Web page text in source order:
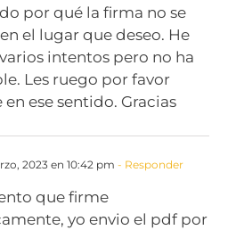
por qué la firma no se
el lugar que deseo. He
intentos pero no ha
Les ruego por favor
ese sentido. Gracias
2023 en 10:42 pm - Responder
que firme
yo envio el pdf por